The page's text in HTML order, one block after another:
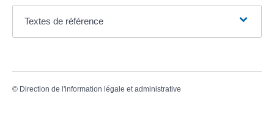
Textes de référence
© Direction de l'information légale et administrative